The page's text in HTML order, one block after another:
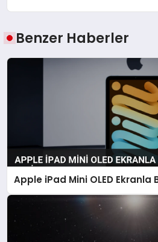
Benzer Haberler
Apple iPad Mini OLED